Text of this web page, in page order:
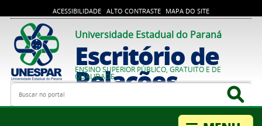
ACESSIBILIDADE ALTO CONTRASTE MAPA DO SITE
Universidade Estadual do Paraná
Escritório de
Relações
Internacionais
ENSINO SUPERIOR PÚBLICO, GRATUITO E DE
QUALIDADE
Busca